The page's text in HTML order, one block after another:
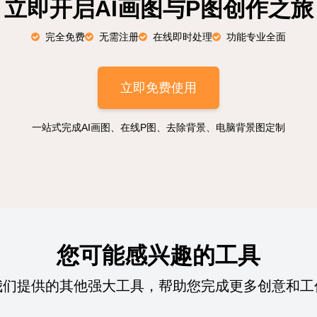
立即开启AI画图与P图创作之旅
完全免费 无需注册 在线即时处理 功能专业全面
立即免费使用
一站式完成AI画图、在线P图、去除背景、电脑背景图定制
您可能感兴趣的工具
提供的其他强大工具，帮助您完成更多创意和